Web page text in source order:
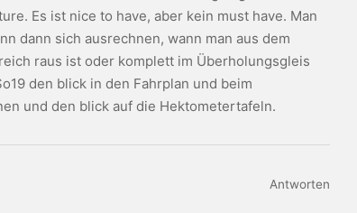
Es ist nice to have, aber kein must have. Man
dann sich ausrechnen, wann man aus dem
raus ist oder komplett im Überholungsgleis
den blick in den Fahrplan und beim
und den blick auf die Hektometertafeln.
Antworten